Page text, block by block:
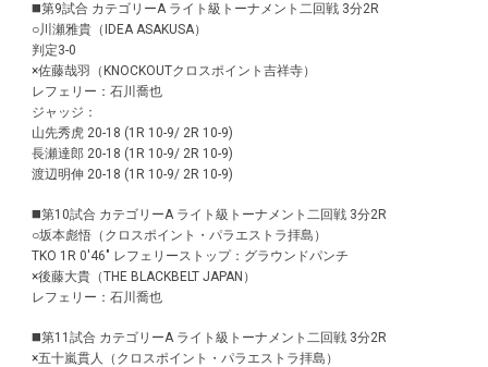
◼️第9試合 カテゴリーA ライト級トーナメント二回戦 3分2R
○川瀬雅貴（IDEA ASAKUSA）
判定3-0
×佐藤哉羽（KNOCKOUTクロスポイント吉祥寺）
レフェリー：石川喬也
ジャッジ：
山先秀虎 20-18 (1R 10-9/ 2R 10-9)
長瀬達郎 20-18 (1R 10-9/ 2R 10-9)
渡辺明伸 20-18 (1R 10-9/ 2R 10-9)
◼️第10試合 カテゴリーA ライト級トーナメント二回戦 3分2R
○坂本彪悟（クロスポイント・パラエストラ拝島）
TKO 1R 0'46" レフェリーストップ：グラウンドパンチ
×後藤大貴（THE BLACKBELT JAPAN）
レフェリー：石川喬也
◼️第11試合 カテゴリーA ライト級トーナメント二回戦 3分2R
×五十嵐貫人（クロスポイント・パラエストラ拝島）